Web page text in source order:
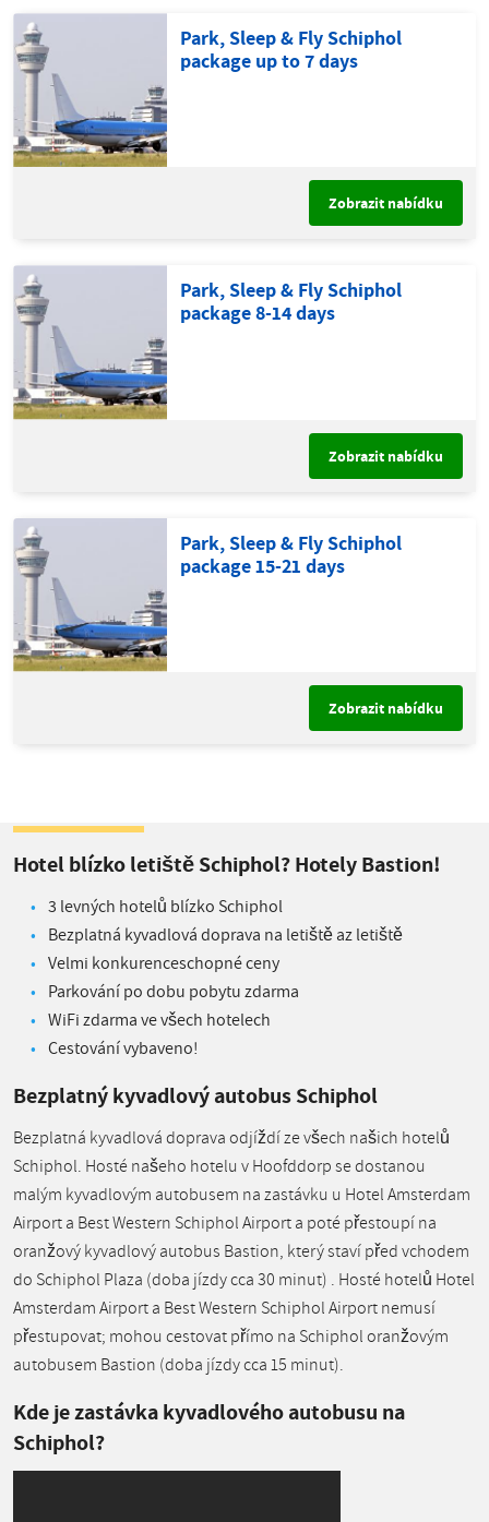
Park, Sleep & Fly Schiphol
package up to 7 days
Zobrazit nabídku
Park, Sleep & Fly Schiphol
package 8-14 days
Zobrazit nabídku
Park, Sleep & Fly Schiphol
package 15-21 days
Zobrazit nabídku
Hotel blízko letiště Schiphol? Hotely Bastion!
3 levných hotelů blízko Schiphol
Bezplatná kyvadlová doprava na letiště az letiště
Velmi konkurenceschopné ceny
Parkování po dobu pobytu zdarma
WiFi zdarma ve všech hotelech
Cestování vybaveno!
Bezplatný kyvadlový autobus Schiphol
Bezplatná kyvadlová doprava odjíždí ze všech našich hotelů
Schiphol. Hosté našeho hotelu v Hoofddorp se dostanou
malým kyvadlovým autobusem na zastávku u Hotel Amsterdam
Airport a Best Western Schiphol Airport a poté přestoupí na
oranžový kyvadlový autobus Bastion, který staví před vchodem
do Schiphol Plaza (doba jízdy cca 30 minut) . Hosté hotelů Hotel
Amsterdam Airport a Best Western Schiphol Airport nemusí
přestupovat; mohou cestovat přímo na Schiphol oranžovým
autobusem Bastion (doba jízdy cca 15 minut).
Kde je zastávka kyvadlového autobusu na
Schiphol?